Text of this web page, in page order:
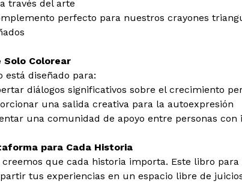
través del arte
perfecto para nuestros crayones
Solo Colorear
está diseñado para:
diálogos significativos sobre el crecimiento
una salida creativa para la autoexpresión
una comunidad de apoyo entre personas con
para Cada Historia
creemos que cada historia importa. Este libro
tus experiencias en un espacio libre de